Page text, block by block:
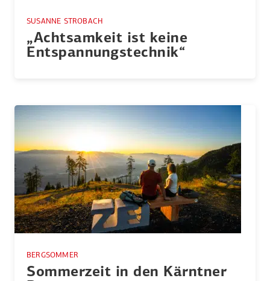
SUSANNE STROBACH
„Achtsamkeit ist keine
Entspan­nungs­technik“
BERGSOMMER
Sommerzeit in den Kärntner